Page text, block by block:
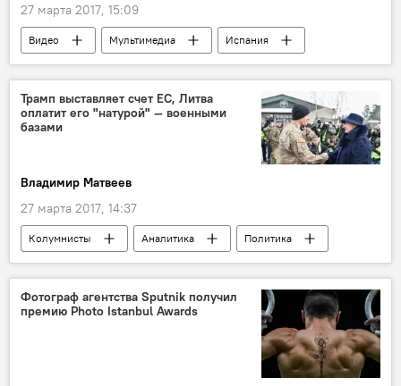
27 марта 2017, 15:09
Видео Мультимедиа
Испания
контрабанда
наркотики банан
Трамп выставляет счет ЕС, Литва
оплатит его "натурой" — военными
базами
Владимир Матвеев
27 марта 2017, 14:37
Колумнисты Аналитика
Политика
В мире
Литва
США
Линас Линкявичюс
Даля Грибаускайте
Дональд Трамп
НАТО
Фотограф агентства Sputnik получил
премию Photo Istanbul Awards